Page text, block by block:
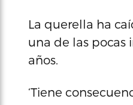
La querella ha
una de las
años.
‘Tiene